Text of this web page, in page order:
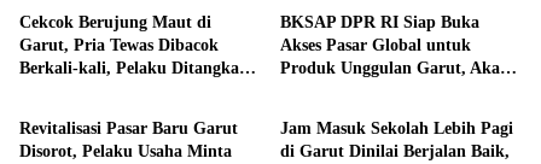
Cekcok Berujung Maut di
Garut, Pria Tewas Dibacok
Berkali-kali, Pelaku Ditangkap
BKSAP DPR RI Siap Buka
Akses Pasar Global untuk
Produk Unggulan Garut, Akar
Berita
Revitalisasi Pasar Baru Garut
Disorot, Pelaku Usaha Minta
Berita
Jam Masuk Sekolah Lebih Pagi
di Garut Dinilai Berjalan Baik,